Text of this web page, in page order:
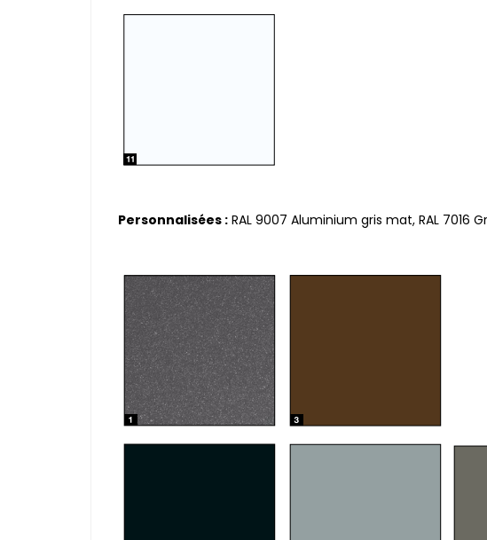
Personnalisées : RAL 9007 Aluminium gris mat, RAL 7016